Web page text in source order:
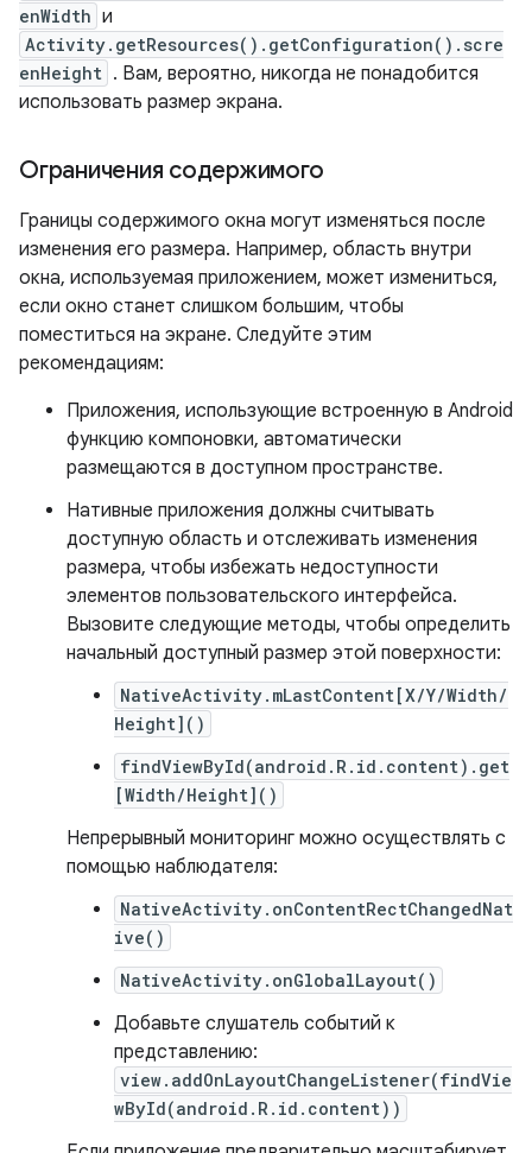
enWidth и
Activity.getResources().getConfiguration().scre
enHeight . Вам, вероятно, никогда не понадобится
использовать размер экрана.
Ограничения содержимого
Границы содержимого окна могут изменяться после
изменения его размера. Например, область внутри
окна, используемая приложением, может измениться,
если окно станет слишком большим, чтобы
поместиться на экране. Следуйте этим
рекомендациям:
Приложения, использующие встроенную в Android
функцию компоновки, автоматически
размещаются в доступном пространстве.
Нативные приложения должны считывать
доступную область и отслеживать изменения
размера, чтобы избежать недоступности
элементов пользовательского интерфейса.
Вызовите следующие методы, чтобы определить
начальный доступный размер этой поверхности:
NativeActivity.mLastContent[X/Y/Width/
Height]()
findViewById(android.R.id.content).get
[Width/Height]()
Непрерывный мониторинг можно осуществлять с
помощью наблюдателя:
NativeActivity.onContentRectChangedNat
ive()
NativeActivity.onGlobalLayout()
Добавьте слушатель событий к
представлению:
view.addOnLayoutChangeListener(findVie
wById(android.R.id.content))